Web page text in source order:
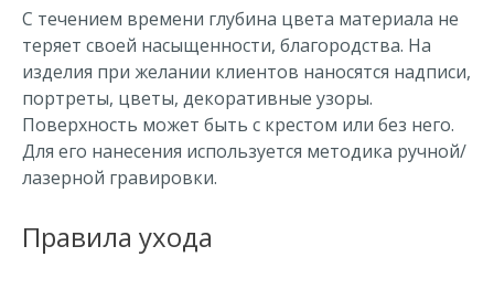
С течением времени глубина цвета материала не
теряет своей насыщенности, благородства. На
изделия при желании клиентов наносятся надписи,
портреты, цветы, декоративные узоры.
Поверхность может быть с крестом или без него.
Для его нанесения используется методика ручной/
лазерной гравировки.
Правила ухода